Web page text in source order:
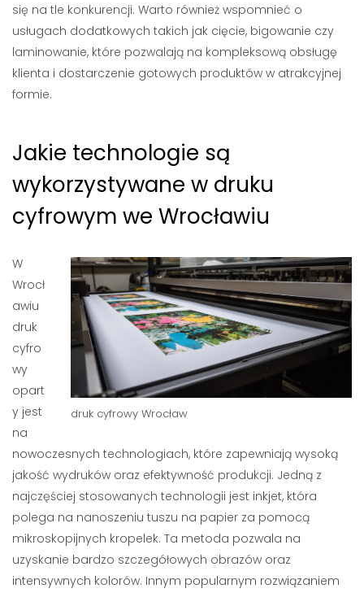
się na tle konkurencji. Warto również wspomnieć o
usługach dodatkowych takich jak cięcie, bigowanie czy
laminowanie, które pozwalają na kompleksową obsługę
klienta i dostarczenie gotowych produktów w atrakcyjnej
formie.
Jakie technologie są
wykorzystywane w druku
cyfrowym we Wrocławiu
druk cyfrowy Wrocław
W
Wrocł
awiu
druk
cyfro
wy
opart
y jest
na
nowoczesnych technologiach, które zapewniają wysoką
jakość wydruków oraz efektywność produkcji. Jedną z
najczęściej stosowanych technologii jest inkjet, która
polega na nanoszeniu tuszu na papier za pomocą
mikroskopijnych kropelek. Ta metoda pozwala na
uzyskanie bardzo szczegółowych obrazów oraz
intensywnych kolorów. Innym popularnym rozwiązaniem